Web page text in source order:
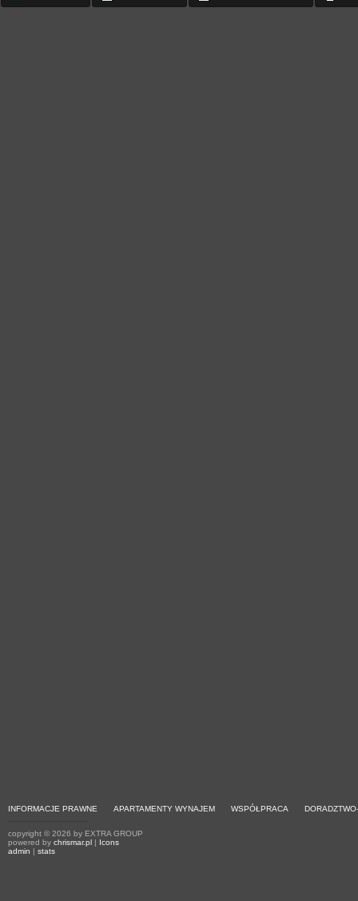
INFORMACJE PRAWNE APARTAMENTY WYNAJEM WSPÓŁPRACA
copyright © 2026 by EXTRA GROUP
powered by chrismar.pl | Icons
admin | stats